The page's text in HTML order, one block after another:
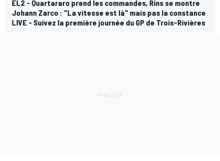
EL2 - Quartararo prend les commandes, Rins se montre
Johann Zarco : "La vitesse est là" mais pas la constance
LIVE - Suivez la première journée du GP de Trois-Rivières